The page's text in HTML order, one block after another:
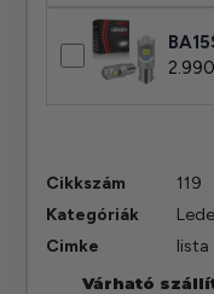
2.990
Cikkszám
119
Kategóriák
Cimke
lista
Várható